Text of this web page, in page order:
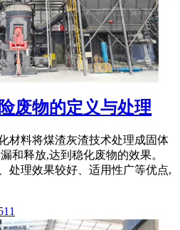
废物的定义与处理
材料将煤渣灰渣技术处理成固体
和释放,达到稳化废物的效果。
处理效果较好、适用性广等优点,